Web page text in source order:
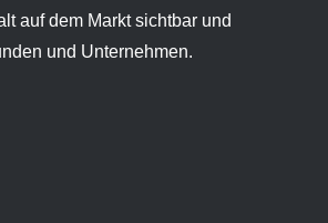
auf dem Markt sichtbar und
und Unternehmen.